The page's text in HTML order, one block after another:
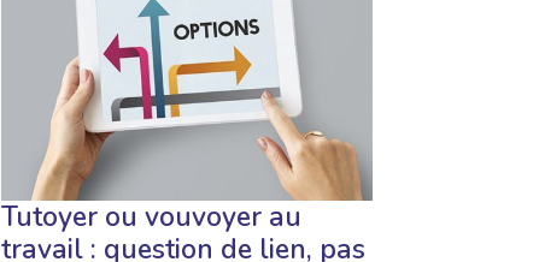
Tutoyer ou vouvoyer au
travail : question de lien, pas